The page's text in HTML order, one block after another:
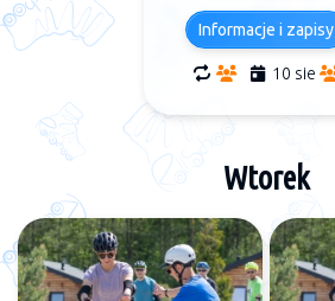
Informacje i zapisy
10 sie
Wtorek